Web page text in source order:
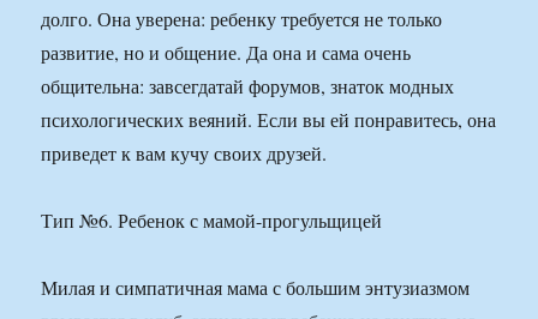
долго. Она уверена: ребенку требуется не только
развитие, но и общение. Да она и сама очень
общительна: завсегдатай форумов, знаток модных
психологических веяний. Если вы ей понравитесь, она
приведет к вам кучу своих друзей.
Тип №6. Ребенок с мамой-прогульщицей
Милая и симпатичная мама с большим энтузиазмом